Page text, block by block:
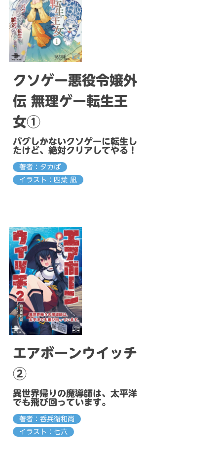
クソゲー悪役令嬢外
伝 無理ゲー転生王
女①
バグしかないクソゲーに転生し
たけど、絶対クリアしてやる！
著者：タカば
イラスト：四葉 凪
エアボーンウイッチ
②
異世界帰りの魔導師は、太平洋
でも飛び回っています。
著者：呑兵衛和尚
イラスト：七六